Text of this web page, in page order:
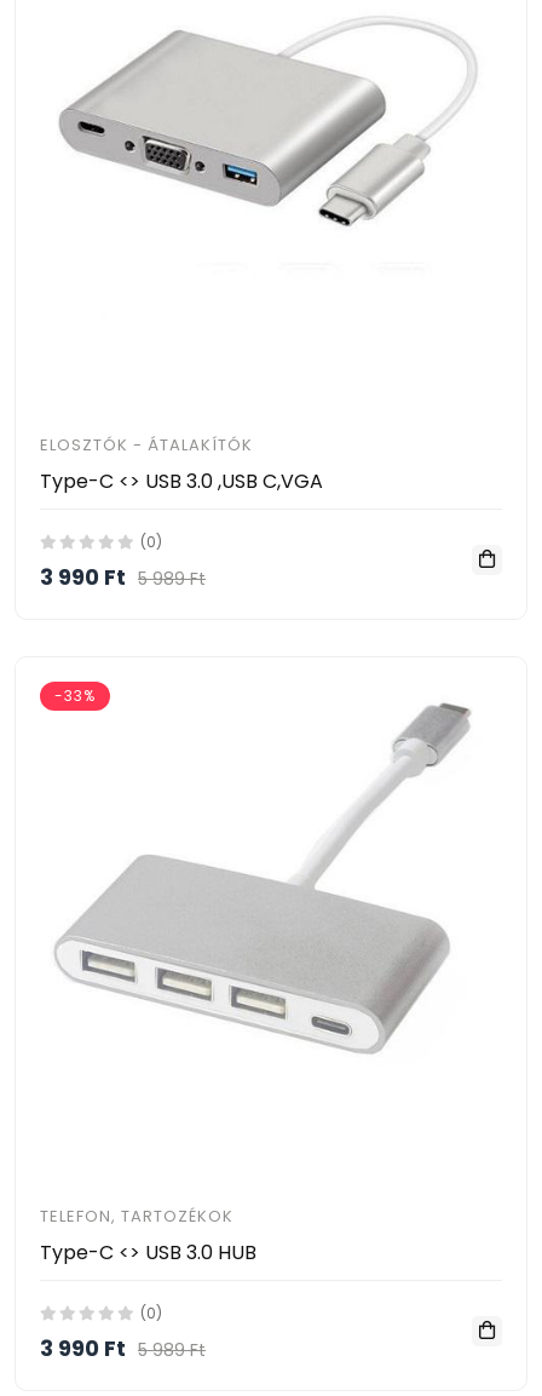
ELOSZTÓK - ÁTALAKÍTÓK
Type-C <> USB 3.0 ,USB C,VGA
(0)
3 990 Ft 5 989 Ft
-33%
TELEFON, TARTOZÉKOK
Type-C <> USB 3.0 HUB
(0)
3 990 Ft 5 989 Ft